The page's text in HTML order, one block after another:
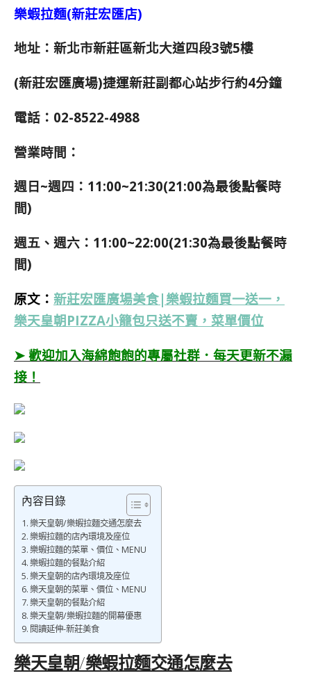
樂蝦拉麵(新莊宏匯店)
地址：新北市新莊區新北大道四段3號5樓
(新莊宏匯廣場)捷運新莊副都心站步行約4分鐘
電話：02-8522-4988
營業時間：
週日~週四：11:00~21:30(21:00為最後點餐時
間)
週五、週六：11:00~22:00(21:30為最後點餐時
間)
原文： 新莊宏匯廣場美食|樂蝦拉麵買一送一，
樂天皇朝PIZZA小籠包只送不賣，菜單價位
➤ 歡迎加入海綿飽飽的專屬社群．每天更新不漏
接！
內容目錄
樂天皇朝/樂蝦拉麵交通怎麼去
樂蝦拉麵的店內環境及座位
樂蝦拉麵的菜單、價位、MENU
樂蝦拉麵的餐點介紹
樂天皇朝的店內環境及座位
樂天皇朝的菜單、價位、MENU
樂天皇朝的餐點介紹
樂天皇朝/樂蝦拉麵的開幕優惠
閱讀延伸-新莊美食
樂天皇朝/樂蝦拉麵交通怎麼去